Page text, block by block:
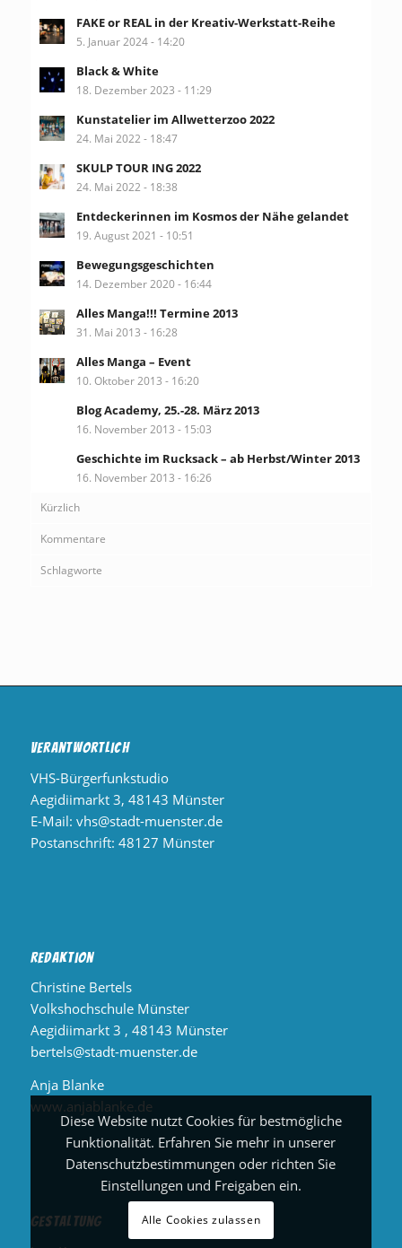
FAKE or REAL in der Kreativ-Werkstatt-Reihe
5. Januar 2024 - 14:20
Black & White
18. Dezember 2023 - 11:29
Kunstatelier im Allwetterzoo 2022
24. Mai 2022 - 18:47
SKULP TOUR ING 2022
24. Mai 2022 - 18:38
Entdeckerinnen im Kosmos der Nähe gelandet
19. August 2021 - 10:51
Bewegungsgeschichten
14. Dezember 2020 - 16:44
Alles Manga!!! Termine 2013
31. Mai 2013 - 16:28
Alles Manga – Event
10. Oktober 2013 - 16:20
Blog Academy, 25.-28. März 2013
16. November 2013 - 15:03
Geschichte im Rucksack – ab Herbst/Winter 2013
16. November 2013 - 16:26
Kürzlich
Kommentare
Schlagworte
Verantwortlich
VHS-Bürgerfunkstudio
Aegidiimarkt 3, 48143 Münster
E-Mail: vhs@stadt-muenster.de
Postanschrift: 48127 Münster
Redaktion
Christine Bertels
Volkshochschule Münster
Aegidiimarkt 3 , 48143 Münster
bertels@stadt-muenster.de
Anja Blanke
www.anjablanke.de
Gestaltung
Diese Website nutzt Cookies für bestmögliche
Funktionalität. Erfahren Sie mehr in unserer
Datenschutzbestimmungen oder richten Sie
Einstellungen und Freigaben ein.
Alle Cookies zulassen